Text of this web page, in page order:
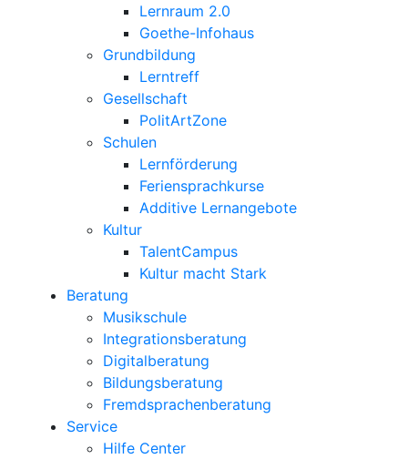
Lernraum 2.0
Goethe-Infohaus
Grundbildung
Lerntreff
Gesellschaft
PolitArtZone
Schulen
Lernförderung
Feriensprachkurse
Additive Lernangebote
Kultur
TalentCampus
Kultur macht Stark
Beratung
Musikschule
Integrationsberatung
Digitalberatung
Bildungsberatung
Fremdsprachenberatung
Service
Hilfe Center